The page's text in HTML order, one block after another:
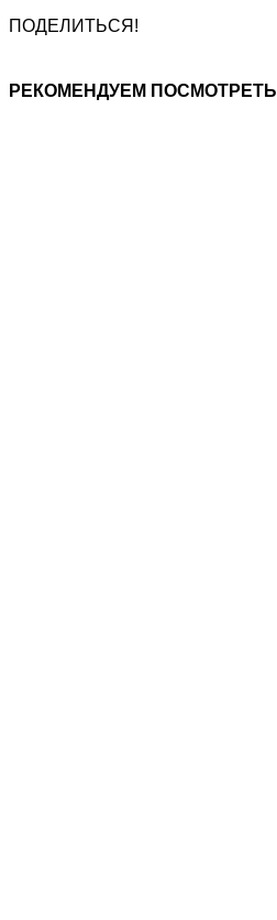
ПОДЕЛИТЬСЯ!
РЕКОМЕНДУЕМ ПОСМОТРЕТЬ